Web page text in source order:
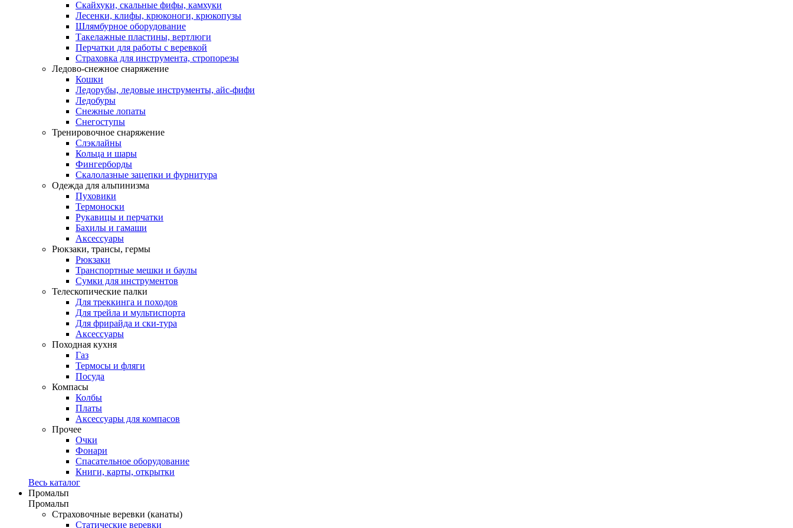
Скайхуки, скальные фифы, камхуки
Лесенки, клифы, крюконоги, крюкопузы
Шлямбурное оборудование
Такелажные пластины, вертлюги
Перчатки для работы с веревкой
Страховка для инструмента, стропорезы
Ледово-снежное снаряжение
Кошки
Ледорубы, ледовые инструменты, айс-фифи
Ледобуры
Снежные лопаты
Снегоступы
Тренировочное снаряжение
Слэклайны
Кольца и шары
Фингерборды
Скалолазные зацепки и фурнитура
Одежда для альпинизма
Пуховики
Термоноски
Рукавицы и перчатки
Бахилы и гамаши
Аксессуары
Рюкзаки, трансы, гермы
Рюкзаки
Транспортные мешки и баулы
Сумки для инструментов
Телескопические палки
Для треккинга и походов
Для трейла и мультиспорта
Для фрирайда и ски-тура
Аксессуары
Походная кухня
Газ
Термосы и фляги
Посуда
Компасы
Колбы
Платы
Аксессуары для компасов
Прочее
Очки
Фонари
Спасательное оборудование
Книги, карты, открытки
Весь каталог
Промальп
Промальп
Страховочные веревки (канаты)
Статические веревки